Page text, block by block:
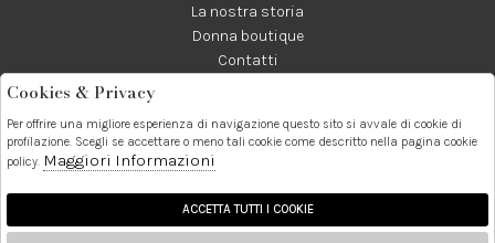
La nostra storia
Donna boutique
Contatti
Telefono:
089237858
Whatsapp:
3338855601
Contatti:
info@donna1981.it
Cookies & Privacy
Per offrire una migliore esperienza di navigazione questo sito si avvale di cookie di
profilazione. Scegli se accettare o meno tali cookie come descritto nella pagina cookie
policy. Maggiori Informazioni
ACCETTA TUTTI I COOKIE